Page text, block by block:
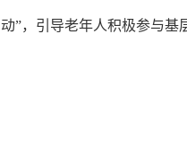
动”，引导老年人积极参与基